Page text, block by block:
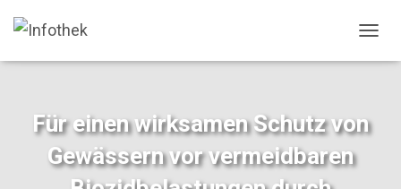
A
Für einen wirksamen Schutz von
Gewässern vor vermeidbaren